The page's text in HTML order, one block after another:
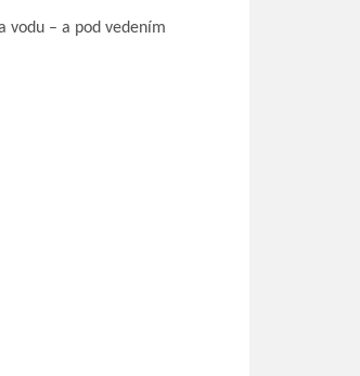
vodu – a pod vedením